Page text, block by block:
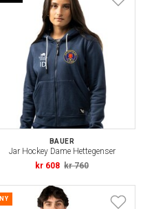
BAUER
Jar Hockey Dame Hettegenser
kr 608 kr 760
NY